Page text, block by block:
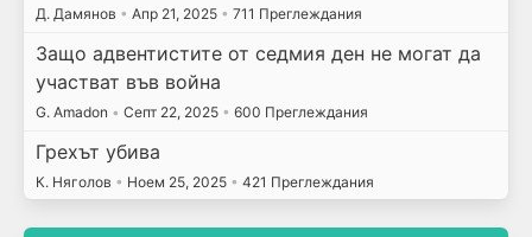
Д. Дамянов • Апр 21, 2025 • 711 Преглеждания
Защо адвентистите от седмия ден не могат да
участват във война
G. Amadon • Септ 22, 2025 • 600 Преглеждания
Грехът убива
К. Няголов • Ноем 25, 2025 • 421 Преглеждания